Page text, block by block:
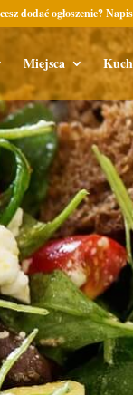
dodać ogłoszenie?
Miejsca